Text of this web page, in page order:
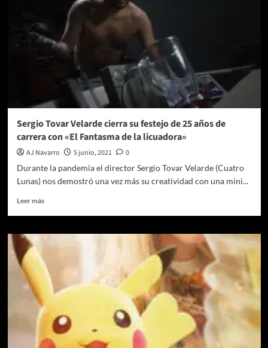
Sergio Tovar Velarde cierra su festejo de 25 años de
carrera con «El Fantasma de la licuadora»
AJ Navarro 5 junio, 2021
0
Durante la pandemia el director Sergio Tovar Velarde (Cuatro
Lunas) nos demostró una vez más su creatividad con una mini...
Leer másLeer
Sergio
Tovar
cierra
su
festejo
25
años
de